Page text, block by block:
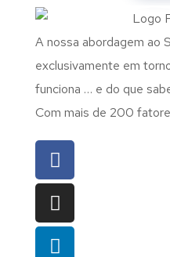
A nossa abordagem ao
exclusivamente em
funciona … e do que
Com mais de 200